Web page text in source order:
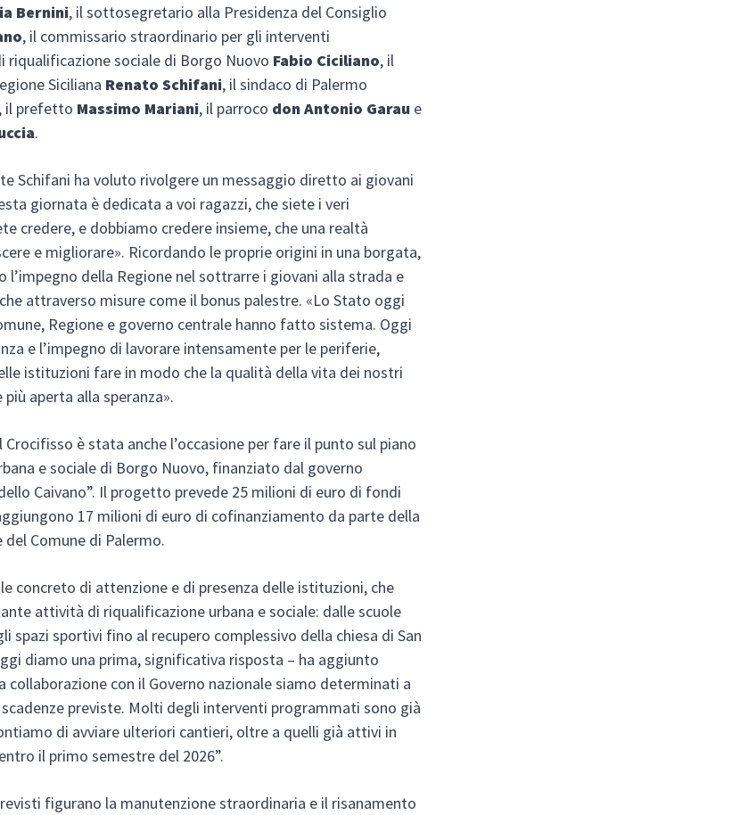
Bernini, il sottosegretario alla Presidenza del Consiglio
, il commissario straordinario per gli interventi
sociale di Borgo Nuovo Fabio Ciciliano, il
Siciliana Renato Schifani, il sindaco di Palermo
, il prefetto Massimo Mariani, il parroco don Antonio Garau e
.
Schifani ha voluto rivolgere un messaggio diretto ai giovani
giornata è dedicata a voi ragazzi, che siete i veri
credere, e dobbiamo credere insieme, che una realtà
e migliorare». Ricordando le proprie origini in una borgata,
l’impegno della Regione nel sottrarre i giovani alla strada e
attraverso misure come il bonus palestre. «Lo Stato oggi
Regione e governo centrale hanno fatto sistema. Oggi
e l’impegno di lavorare intensamente per le periferie,
istituzioni fare in modo che la qualità della vita dei nostri
aperta alla speranza».
è stata anche l’occasione per fare il punto sul piano
e sociale di Borgo Nuovo, finanziato dal governo
Caivano”. Il progetto prevede 25 milioni di euro di fondi
17 milioni di euro di cofinanziamento da parte della
del Comune di Palermo.
concreto di attenzione e di presenza delle istituzioni, che
attività di riqualificazione urbana e sociale: dalle scuole
spazi sportivi fino al recupero complessivo della chiesa di San
diamo una prima, significativa risposta – ha aggiunto
collaborazione con il Governo nazionale siamo determinati a
previste. Molti degli interventi programmati sono già
di avviare ulteriori cantieri, oltre a quelli già attivi in
il primo semestre del 2026”.
figurano la manutenzione straordinaria e il risanamento